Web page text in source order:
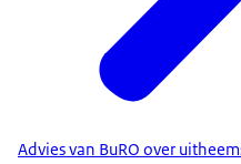
Advies van BuRO over